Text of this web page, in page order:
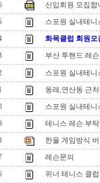
신입회원 모집합
스포원 실내테
화목클럽 회원모
부산 투핸드 레
스포원 실내테
동래,연산동 근
스포원 실내테
테니스 레슨 부
한울 게임방식
레슨문의
위너 테니스 클